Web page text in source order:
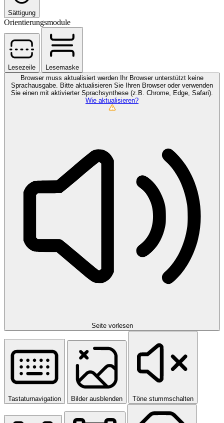
Sättigung
Orientierungsmodule
Lesezeile
Lesemaske
Browser muss aktualisiert werden Ihr Browser unterstützt keine
Sprachausgabe. Bitte aktualisieren Sie Ihren Browser oder verwenden
Sie einen mit aktivierter Sprachsynthese (z.B. Chrome, Edge, Safari).
Wie aktualisieren?
Seite vorlesen
Tastaturnavigation Bilder ausblenden Töne stummschalten